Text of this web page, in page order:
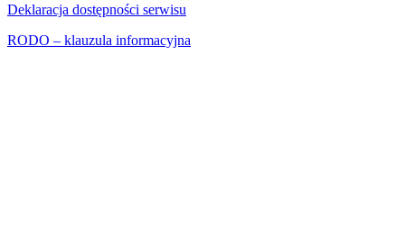
Deklaracja dostępności serwisu
RODO – klauzula informacyjna